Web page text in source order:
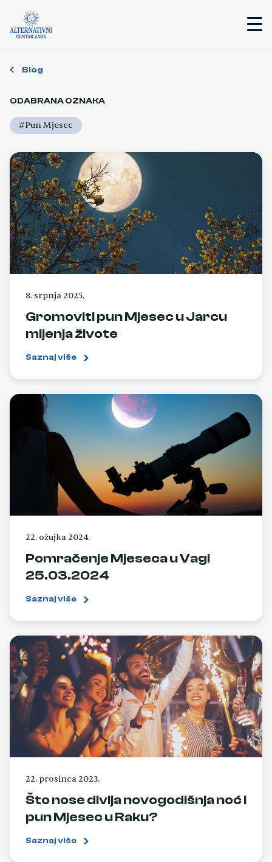
Blog
ODABRANA OZNAKA
#Pun Mjesec
8. srpnja 2025.
Gromoviti pun Mjesec u Jarcu
mijenja živote
Saznaj više
22. ožujka 2024.
Pomračenje Mjeseca u Vagi
25.03.2024
Saznaj više
22. prosinca 2023.
Što nose divlja novogodišnja noć i
pun Mjesec u Raku?
Saznaj više